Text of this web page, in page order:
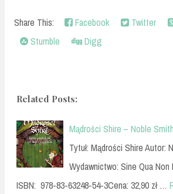
Share This: Facebook Twitter
Stumble
Digg
Related Posts:
Mądrości Shire – Noble Smith
Tytuł: Mądrości Shire Autor:
Wydawnictwo: Sine Qua
ISBN: 978-83-63248-54-3Cena: 32,90 zł …